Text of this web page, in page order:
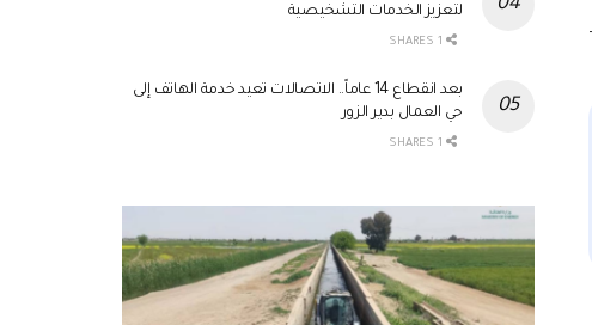
لتعزيز الخدمات التشخيصية
بعد انقطاع 14 عاماً.. الاتصالات تعيد خدمة الهاتف إلى
حي العمال بدير الزور